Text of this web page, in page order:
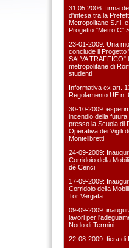
31.05.2006: firma
d'intesa tra la
Metropolitane S.r.l.
Progetto "Metro C"
23-01-2009: Una
conclude il Progetto
SALVA TRAFFICO"
metropolitane di
studenti
Informativa ex art.
Regolamento UE n.
30-10-2009:
incendio della futura
presso la Scuola di
Operativa dei Vigili
Montelibretti
24-09-2009:
Corridoio della
dè Cenci
17-09-2009:
Corridoio della
Tor Vergata
09-09-2009:
lavori per
Nodo di Termini
22-08-2009: fiera di